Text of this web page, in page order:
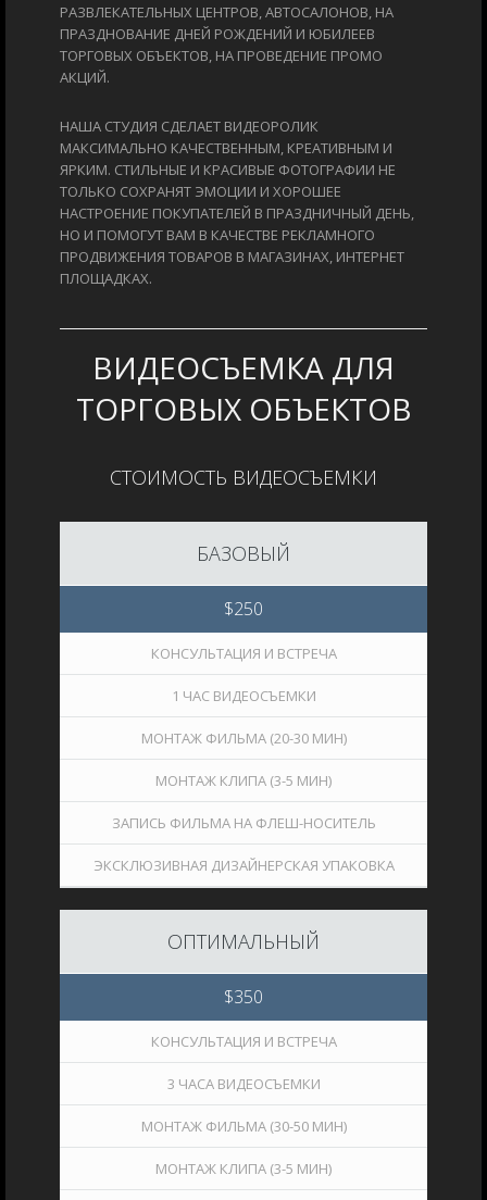
РАЗВЛЕКАТЕЛЬНЫХ ЦЕНТРОВ, АВТОСАЛОНОВ, НА
ПРАЗДНОВАНИЕ ДНЕЙ РОЖДЕНИЙ И ЮБИЛЕЕВ
ТОРГОВЫХ ОБЪЕКТОВ, НА ПРОВЕДЕНИЕ ПРОМО
АКЦИЙ.
НАША СТУДИЯ СДЕЛАЕТ ВИДЕОРОЛИК
МАКСИМАЛЬНО КАЧЕСТВЕННЫМ, КРЕАТИВНЫМ И
ЯРКИМ. СТИЛЬНЫЕ И КРАСИВЫЕ ФОТОГРАФИИ НЕ
ТОЛЬКО СОХРАНЯТ ЭМОЦИИ И ХОРОШЕЕ
НАСТРОЕНИЕ ПОКУПАТЕЛЕЙ В ПРАЗДНИЧНЫЙ ДЕНЬ,
НО И ПОМОГУТ ВАМ В КАЧЕСТВЕ РЕКЛАМНОГО
ПРОДВИЖЕНИЯ ТОВАРОВ В МАГАЗИНАХ, ИНТЕРНЕТ
ПЛОЩАДКАХ.
ВИДЕОСЪЕМКА ДЛЯ
ТОРГОВЫХ ОБЪЕКТОВ
СТОИМОСТЬ ВИДЕОСЪЕМКИ
БАЗОВЫЙ
$250
КОНСУЛЬТАЦИЯ И ВСТРЕЧА
1 ЧАС ВИДЕОСЪЕМКИ
МОНТАЖ ФИЛЬМА (20-30 МИН)
МОНТАЖ КЛИПА (3-5 МИН)
ЗАПИСЬ ФИЛЬМА НА ФЛЕШ-НОСИТЕЛЬ
ЭКСКЛЮЗИВНАЯ ДИЗАЙНЕРСКАЯ УПАКОВКА
ОПТИМАЛЬНЫЙ
$350
КОНСУЛЬТАЦИЯ И ВСТРЕЧА
3 ЧАСА ВИДЕОСЪЕМКИ
МОНТАЖ ФИЛЬМА (30-50 МИН)
МОНТАЖ КЛИПА (3-5 МИН)